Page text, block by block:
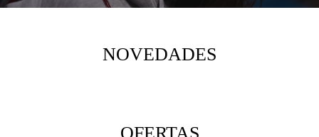
NOVEDADES